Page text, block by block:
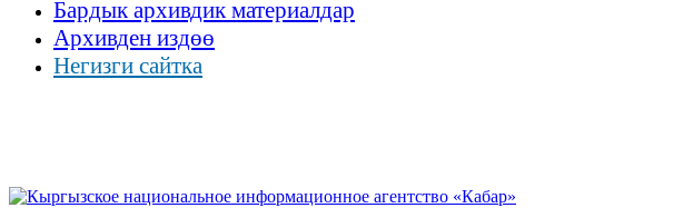
Бардык архивдик материалдар
Архивден издөө
Негизги сайтка